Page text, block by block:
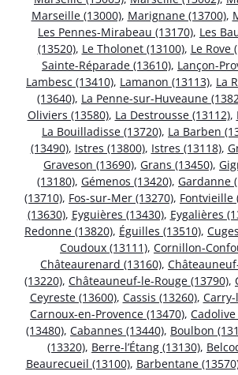
Marseille (13000), Marignane (13700),
Les Pennes-Mirabeau (13170), Les
(13520), Le Tholonet (13100), Le Rove
Sainte-Réparade (13610), Lançon-
Lambesc (13410), Lamanon (13113), La
(13640), La Penne-sur-Huveaune
Oliviers (13580), La Destrousse (13112),
La Bouilladisse (13720), La Barben
(13490), Istres (13800), Istres (13118),
Graveson (13690), Grans (13450),
(13180), Gémenos (13420), Gardanne
(13710), Fos-sur-Mer (13270), Fontvieille
(13630), Eyguières (13430), Eygalières
Redonne (13820), Éguilles (13510),
Coudoux (13111), Cornillon-
Châteaurenard (13160),
(13220), Châteauneuf-le-Rouge (13790),
Ceyreste (13600), Cassis (13260), Carry-
Carnoux-en-Provence (13470), Cadolive
(13480), Cabannes (13440), Boulbon
(13320), Berre-l’Étang (13130),
Beaurecueil (13100), Barbentane